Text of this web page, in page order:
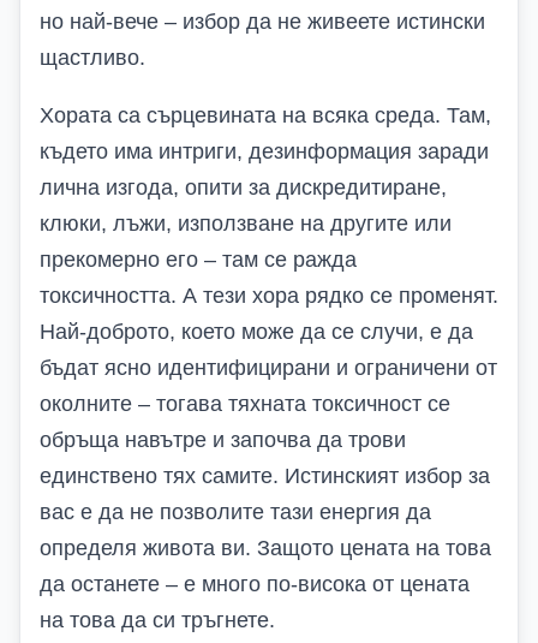
но най-вече – избор да не живеете истински
щастливо.
Хората са сърцевината на всяка среда. Там,
където има интриги, дезинформация заради
лична изгода, опити за дискредитиране,
клюки, лъжи, използване на другите или
прекомерно его – там се ражда
токсичността. А тези хора рядко се променят.
Най-доброто, което може да се случи, е да
бъдат ясно идентифицирани и ограничени от
околните – тогава тяхната токсичност се
обръща навътре и започва да трови
единствено тях самите. Истинският избор за
вас е да не позволите тази енергия да
определя живота ви. Защото цената на това
да останете – е много по-висока от цената
на това да си тръгнете.